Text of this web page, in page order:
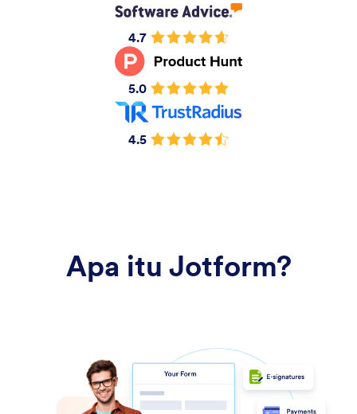
4.7
5.0
4.5
Apa itu Jotform?